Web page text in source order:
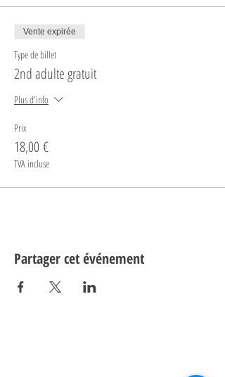
Vente expirée
Type de billet
2nd adulte gratuit
Plus d'info
Prix
18,00 €
TVA incluse
Partager cet événement